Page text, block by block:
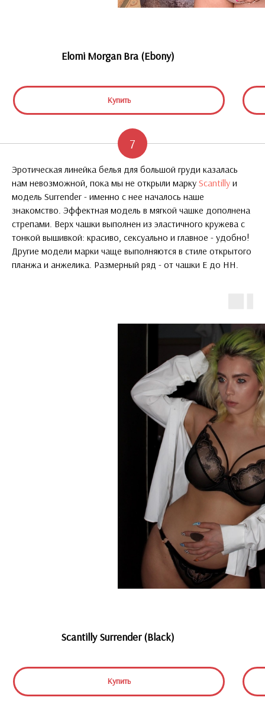
Elomi Morgan Bra (Ebony)
Купить
7
Эротическая линейка белья для большой груди казалась
нам невозможной, пока мы не открыли марку Scantilly и
модель Surrender - именно с нее началось наше
знакомство. Эффектная модель в мягкой чашке дополнена
стрепами. Верх чашки выполнен из эластичного кружева с
тонкой вышивкой: красиво, сексуально и главное - удобно!
Другие модели марки чаще выполняются в стиле открытого
планжа и анжелика. Размерный ряд - от чашки Е до HH.
Scantilly Surrender (Black)
Купить